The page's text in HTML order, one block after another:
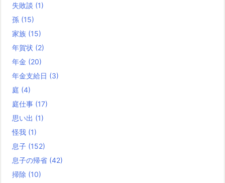
失敗談 (1)
孫 (15)
家族 (15)
年賀状 (2)
年金 (20)
年金支給日 (3)
庭 (4)
庭仕事 (17)
思い出 (1)
怪我 (1)
息子 (152)
息子の帰省 (42)
掃除 (10)